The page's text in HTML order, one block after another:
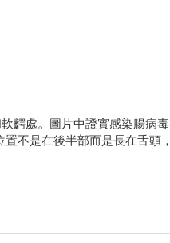
齶處。圖片中證實感染腸病毒
不是在後半部而是長在舌頭，